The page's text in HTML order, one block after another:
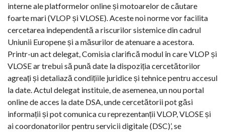
interne ale platformelor online și motoarelor de căutare
foarte mari (VLOP și VLOSE). Aceste noi norme vor facilita
cercetarea independentă a riscurilor sistemice din cadrul
Uniunii Europene și a măsurilor de atenuare a acestora.
Printr-un act delegat, Comisia clarifică modul în care VLOP și
VLOSE ar trebui să pună date la dispoziția cercetătorilor
agreați și detaliază condițiile juridice și tehnice pentru accesul
la date. Actul delegat instituie, de asemenea, un nou portal
online de acces la date DSA, unde cercetătorii pot găsi
informații și pot comunica cu reprezentanții VLOP, VLOSE și
ai coordonatorilor pentru servicii digitale (DSC)’, se